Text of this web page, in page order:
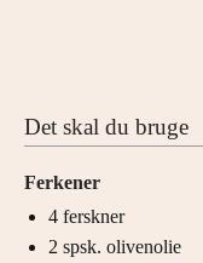
Det skal du bruge
Ferkener
4 ferskner
2 spsk. olivenolie